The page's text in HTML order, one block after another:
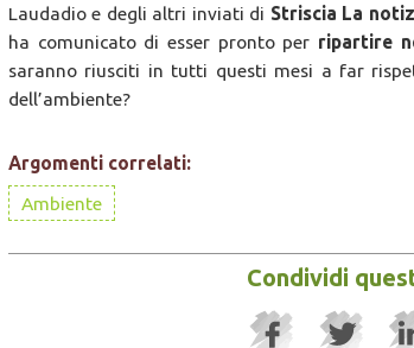
Laudadio e degli altri inviati di Striscia La
ha comunicato di esser pronto per ripartire
saranno riusciti in tutti questi mesi a far
dell’ambiente?
Argomenti correlati:
Ambiente
Condividi